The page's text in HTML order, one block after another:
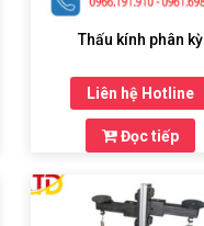
Thấu kính phân kỳ
Liên hệ Hotline
Đọc tiếp